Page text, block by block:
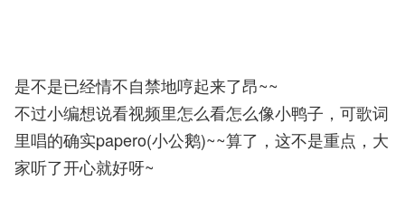
是不是已经情不自禁地哼起来了昂~~
不过小编想说看视频里怎么看怎么像小鸭子，可歌词
里唱的确实papero(小公鹅)~~算了，这不是重点，大
家听了开心就好呀~